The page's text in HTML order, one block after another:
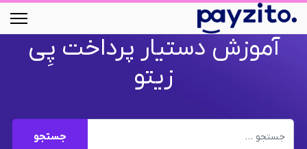
آموزش دستیار پرداخت پِی
زیتو
جستجو